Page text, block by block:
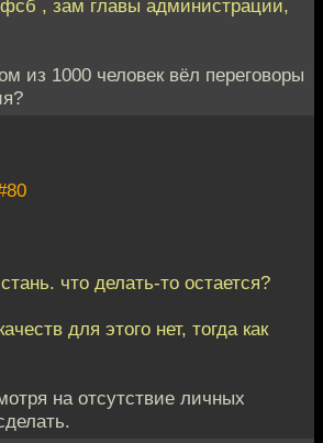
, зам главы администрации,
из 1000 человек вёл переговоры
что делать-то остается?
для этого нет, тогда как
на отсутствие личных